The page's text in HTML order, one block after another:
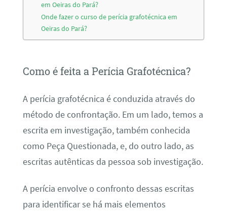
em Oeiras do Pará?
Onde fazer o curso de perícia grafotécnica em
Oeiras do Pará?
Como é feita a Perícia Grafotécnica?
A perícia grafotécnica é conduzida através do
método de confrontação. Em um lado, temos a
escrita em investigação, também conhecida
como Peça Questionada, e, do outro lado, as
escritas autênticas da pessoa sob investigação.
A perícia envolve o confronto dessas escritas
para identificar se há mais elementos